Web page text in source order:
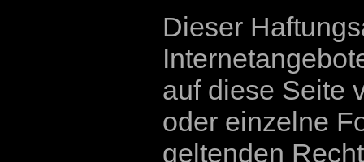
Dieser
auf diese Seite
oder einzelne
geltenden